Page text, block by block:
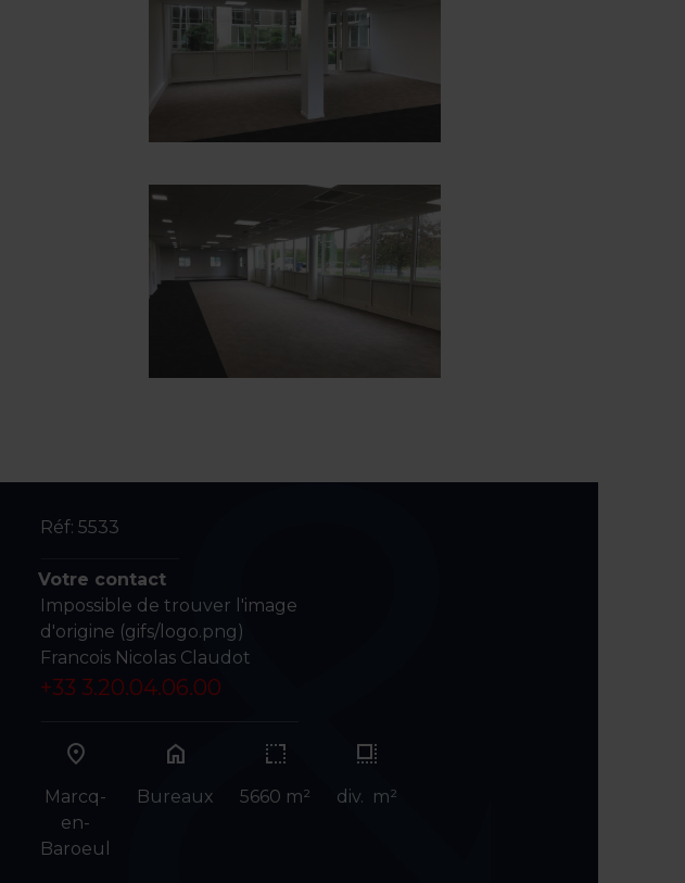
Réf: 5533
Votre contact
Impossible de trouver l'image
d'origine (gifs/logo.png)
Francois Nicolas Claudot
+33 3.20.04.06.00
Marcq-
en-
Baroeul
home
Bureaux 5660 m² div. m²